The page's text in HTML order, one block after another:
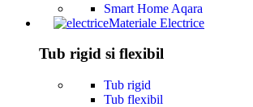
Smart Home Aqara
Materiale Electrice
Tub rigid si flexibil
Tub rigid
Tub flexibil